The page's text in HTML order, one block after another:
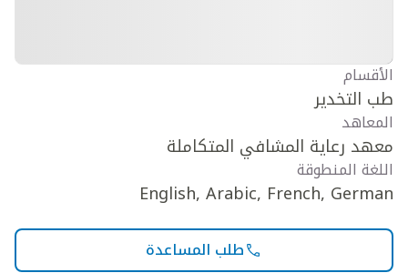
الأقسام
طب التخدير
المعاهد
معهد رعاية المشافي المتكاملة
اللغة المنطوقة
English, Arabic, French, German
طلب المساعدة